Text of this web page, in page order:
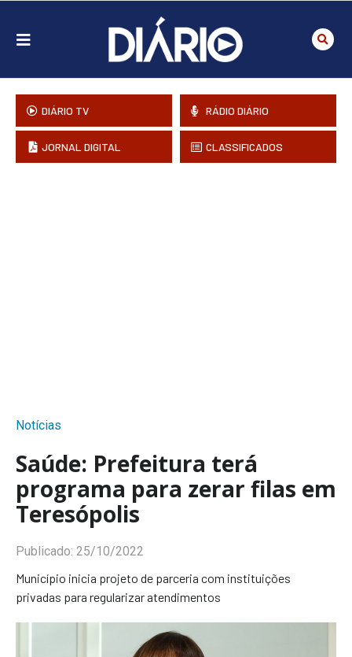
DIÁRIO TV RÁDIO DIÁRIO
JORNAL DIGITAL CLASSIFICADOS
Notícias
Saúde: Prefeitura terá
programa para zerar filas em
Teresópolis
Publicado: 25/10/2022
Município inicia projeto de parceria com instituições
privadas para regularizar atendimentos